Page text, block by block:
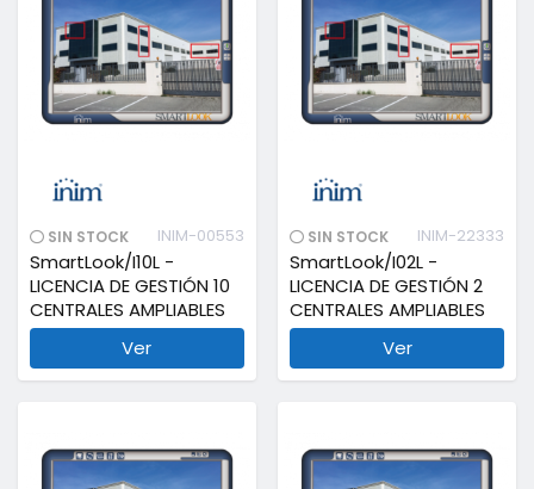
SIN STOCK INIM-00553
SmartLook/I10L -
LICENCIA DE GESTIÓN 10
CENTRALES AMPLIABLES
Ver
SIN STOCK INIM-22333
SmartLook/I02L -
LICENCIA DE GESTIÓN 2
CENTRALES AMPLIABLES
Ver